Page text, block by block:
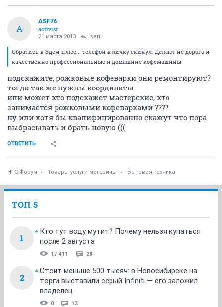
A
ASF76
activist
21 марта 2013 serii
Обратись в Эдем-плюс... телефон в личку скинул. Делают не дорого и
качественно профессиональные и домашние кофемашины.
подскажите, рожковые кофеварки они ремонтируют?
тогда так же нужны координаты
или может кто подскажет мастерские, кто
занимается рожковыми кофеварками ????
ну или хотя бы квалифицированно скажут что пора
выбрасывать и брать новую (((
ОТВЕТИТЬ
НГС.Форум Товары услуги магазины Бытовая техника
ТОП 5
1
Кто тут воду мутит? Почему нельзя купаться
после 2 августа
17 411 28
2
Стоит меньше 500 тысяч: в Новосибирске на
торги выставили серый Infiniti — его заложил
владелец
0 13